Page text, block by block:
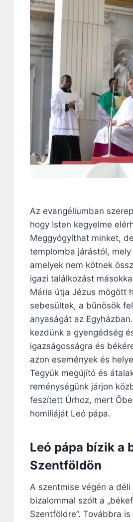
Az evangéliumban
hogy Isten kegyelme
Meggyógyíthat minket,
templomba járástól,
amelyek nem kötnek
igazi találkozást
Mária útja Jézus mögött
sebesültek, a bűnösök
anyaságát az
kezdünk a gyengédség
igazságosságra és
azon események és
Tegyük megújító és
reménységünk járjon
feszített Úrhoz, mert
homíliáját Leó pápa.
Leó pápa bízik a
Szentföldön
A szentmise végén a
bizalommal szólt a
Szentföldre”. Továbbra